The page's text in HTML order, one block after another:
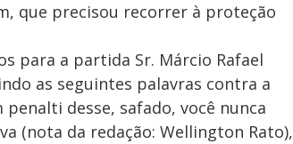
que precisou recorrer à proteção
para a partida Sr. Márcio Rafael
as seguintes palavras contra a
desse, safado, você nunca
(nota da redação: Wellington Rato),